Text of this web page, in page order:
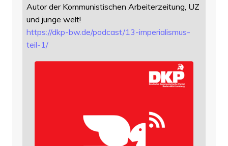
Autor der Kommunistischen Arbeiterzeitung, UZ
und junge welt!
https://dkp-bw.de/podcast/13-imperialismus-
teil-1/